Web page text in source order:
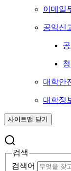
이메일
공익신
대학안
대학정
사이트맵 닫기
검색
검색어